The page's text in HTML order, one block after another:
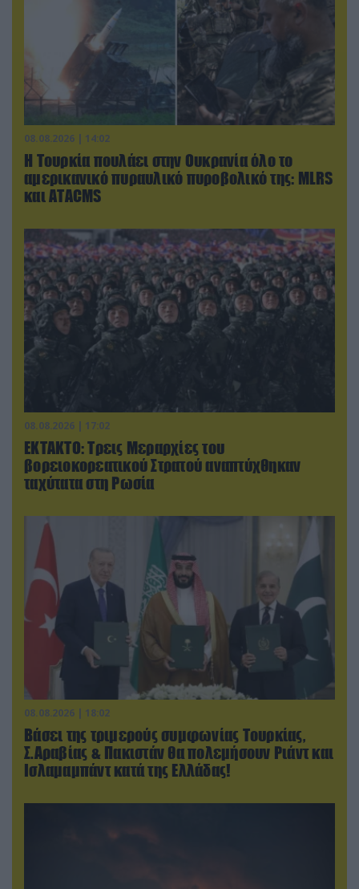
08.08.2026 | 14:02
Η Τουρκία πουλάει στην Ουκρανία όλο το
αμερικανικό πυραυλικό πυροβολικό της: MLRS
και ΑΤΑCMS
08.08.2026 | 17:02
ΕΚΤΑΚΤΟ: Τρεις Μεραρχίες του
βορειοκορεατικού Στρατού αναπτύχθηκαν
ταχύτατα στη Ρωσία
08.08.2026 | 18:02
Βάσει της τριμερούς συμφωνίας Τουρκίας,
Σ.Αραβίας & Πακιστάν θα πολεμήσουν Ριάντ και
Ισλαμαμπάντ κατά της Ελλάδας!